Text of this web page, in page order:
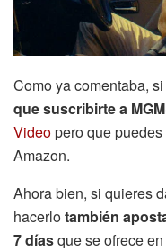
Como ya comentaba,
que suscribirte a
Videopero que
Amazon.
Ahora bien, si quieres
hacerlotambién
7 díasque se ofrece